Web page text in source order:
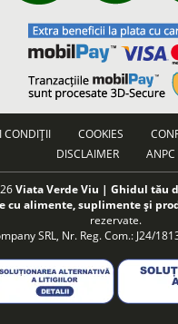
CONDIȚII COOKIES
DISCLAIMER
ANPC
Viata Verde Viu | Ghidul tău
cu alimente, suplimente și
rezervate.
SRL, Nr. Reg. Com.: J24/